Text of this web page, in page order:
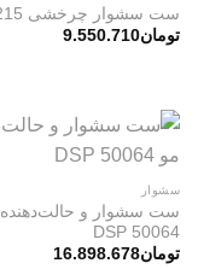
ست سشوار چرخشی dsp 50215
تومان9.550.710
سشوار
ست سشوار و
DSP 50064
تومان16.898.678